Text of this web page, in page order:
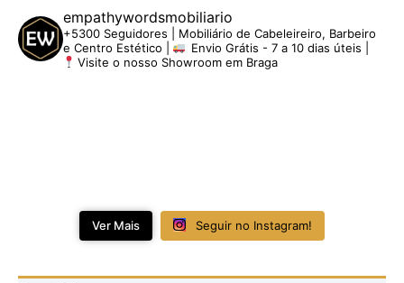
empathywordsmobiliario
+5300 Seguidores | Mobiliário de Cabeleireiro, Barbeiro
e Centro Estético |
Envio Grátis - 7 a 10 dias úteis |
Visite o nosso Showroom em Braga
Ver Mais Seguir no Instagram!